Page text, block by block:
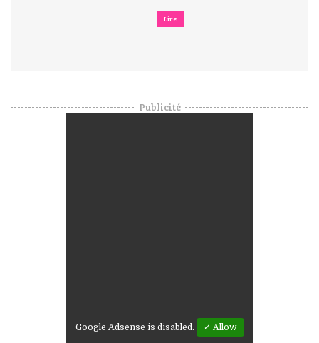
Lire
Publicité
Google Adsense is disabled. ✓ Allow